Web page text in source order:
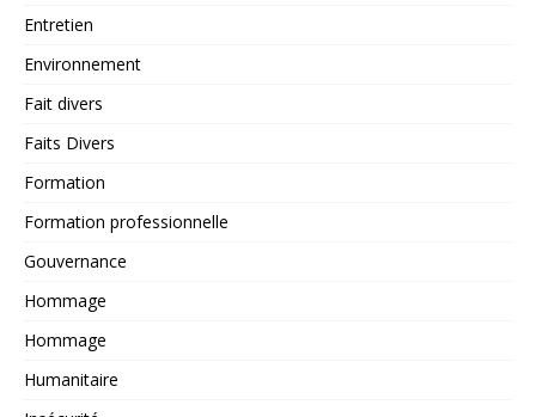
Entretien
Environnement
Fait divers
Faits Divers
Formation
Formation professionnelle
Gouvernance
Hommage
Hommage
Humanitaire